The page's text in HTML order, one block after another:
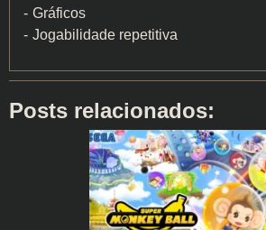
Gráficos
Jogabilidade repetitiva
Posts relacionados: